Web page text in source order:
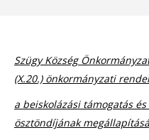
Szügy Község
(X.20.) önkormányzati
a beiskolázási támogatás
ösztöndíjának